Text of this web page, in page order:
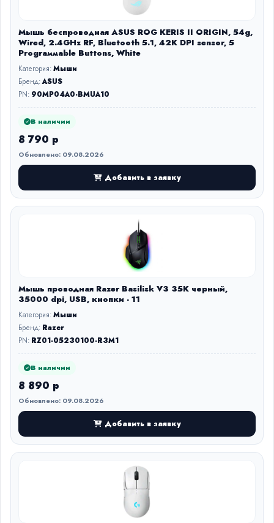
Мышь беспроводная ASUS ROG KERIS II ORIGIN, 54g,
Wired, 2.4GHz RF, Bluetooth 5.1, 42K DPI sensor, 5
Prograммable Buttons, White
Категория:Мыши
Бренд:ASUS
PN: 90MP04A0-BMUA10
В наличии
8 790 р
Обновлено: 09.08.2026
Добавить в заявку
Мышь проводная Razer Basilisk V3 35K черный,
35000 dpi, USB, кнопки - 11
Категория:Мыши
Бренд: Razer
PN: RZ01-05230100-R3M1
В наличии
8 890 р
Обновлено: 09.08.2026
Добавить в заявку